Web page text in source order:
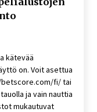
kätevää
on. Voit asettua
fi/ tai
ja vain nauttia
mukautuvat